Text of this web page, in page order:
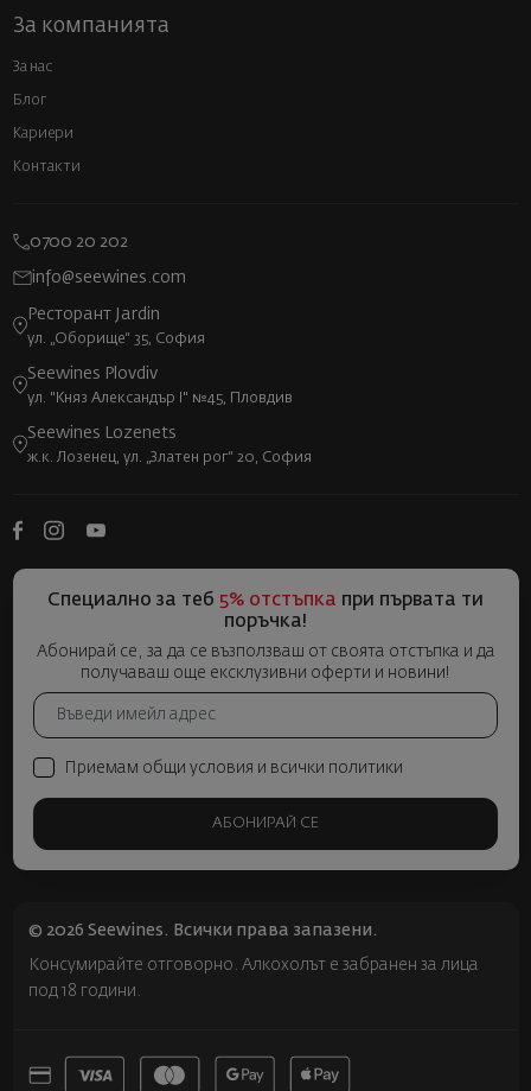
За компанията
За нас
Блог
Кариери
Контакти
0700 20 202
info@seewines.com
Ресторант Jardin
ул. „Оборище“ 35, София
Seewines Plovdiv
ул. "Княз Александър I" №45, Пловдив
Seewines Lozenets
ж.к. Лозенец, ул. „Златен рог“ 20, София
Специално за теб 5% отстъпка при първата ти
поръчка!
Абонирай се, за да се възползваш от своята отстъпка и да
получаваш още ексклузивни оферти и новини!
Приемам общи условия и всички политики
АБОНИРАЙ СЕ
© 2026 Seewines. Всички права запазени.
Консумирайте отговорно. Алкохолът е забранен за лица
под 18 години.